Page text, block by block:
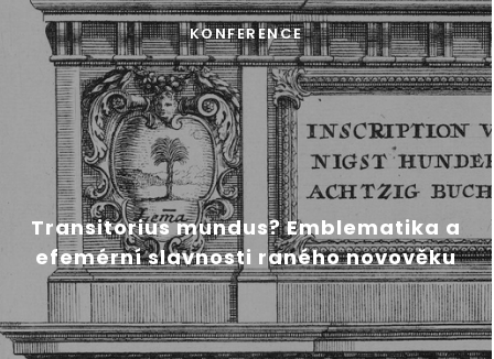
Transitorius mundus? Emblematika a
efemérní slavnosti raného novověku
KONFERENCE